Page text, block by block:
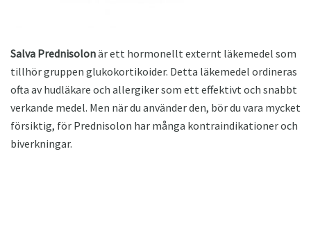
Salva Prednisolonär ett hormonellt externt läkemedel som
tillhör gruppen glukokortikoider. Detta läkemedel ordineras
ofta av hudläkare och allergiker som ett effektivt och snabbt
verkande medel. Men när du använder den, bör du vara mycket
försiktig, för Prednisolon har många kontraindikationer och
biverkningar.